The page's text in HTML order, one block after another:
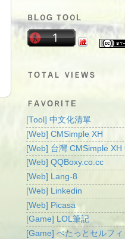
ＢLＯG ＴOＯL
ＴOＴAＬ ＶIＥWＳ
ＦAＶOＲIＴE
[Tool] 中文化清單
[Web] CMSimple XH
[Web] 台灣 CMSimple XH
[Web] QQBoxy.co.cc
[Web] Lang-8
[Web] Linkedin
[Web] Picasa
[Game] LOL筆記
[Game] ぺたっとセルフィ